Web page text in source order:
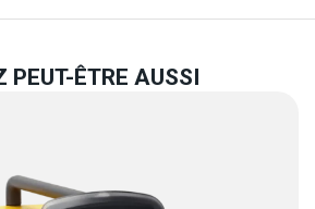
PEUT-ÊTRE AUSSI